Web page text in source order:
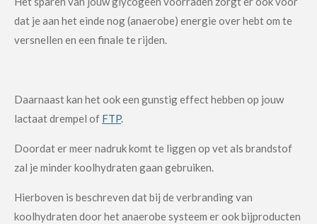
dat je aan het einde nog (anaerobe) energie over hebt om te
versnellen en een finale te rijden.
Daarnaast kan het ook een gunstig effect hebben op jouw
lactaat drempel of FTP.
Doordat er meer nadruk komt te liggen op vet als brandstof
zal je minder koolhydraten gaan gebruiken.
Hierboven is beschreven dat bij de verbranding van
koolhydraten door het anaerobe systeem er ook bijproducten